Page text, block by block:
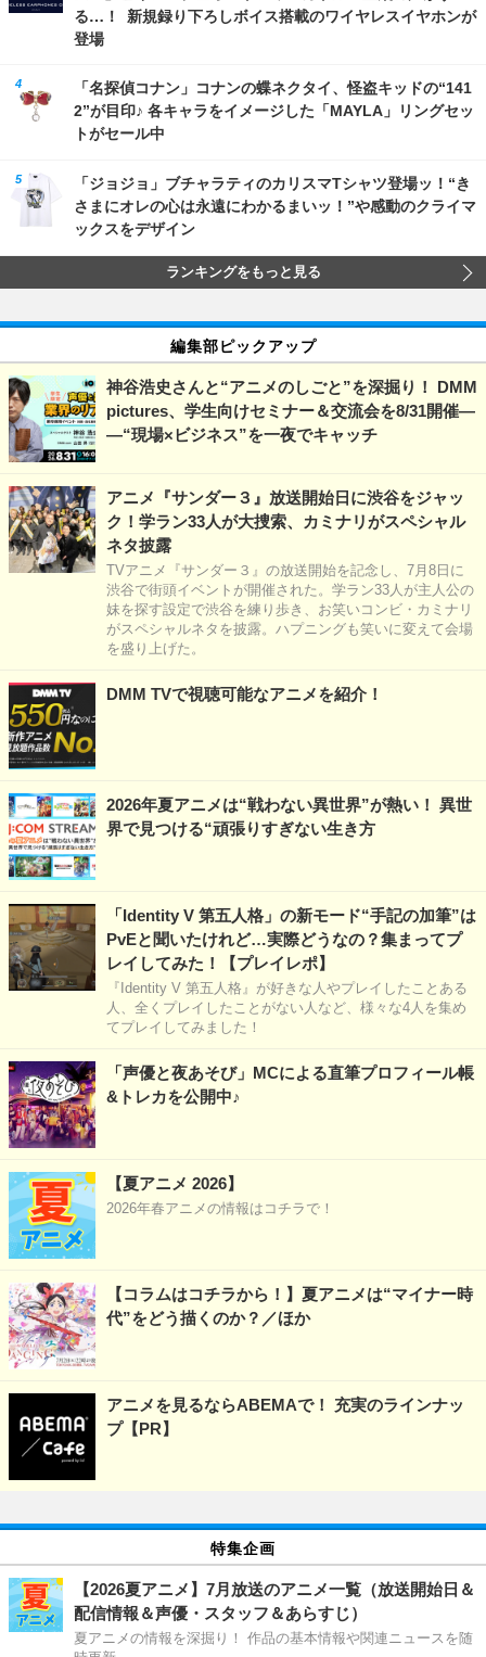
る…！ 新規録り下ろしボイス搭載のワイヤレスイヤホンが
登場
「名探偵コナン」コナンの蝶ネクタイ、怪盗キッドの“141
2”が目印♪ 各キャラをイメージした「MAYLA」リングセッ
トがセール中
「ジョジョ」ブチャラティのカリスマTシャツ登場ッ！“き
さまにオレの心は永遠にわかるまいッ！”や感動のクライマ
ックスをデザイン
ランキングをもっと見る
編集部ピックアップ
神谷浩史さんと“アニメのしごと”を深掘り！ DMM
pictures、学生向けセミナー＆交流会を8/31開催―
―“現場×ビジネス”を一夜でキャッチ
アニメ『サンダー３』放送開始日に渋谷をジャッ
ク！学ラン33人が大捜索、カミナリがスペシャル
ネタ披露
TVアニメ『サンダー３』の放送開始を記念し、7月8日に
渋谷で街頭イベントが開催された。学ラン33人が主人公の
妹を探す設定で渋谷を練り歩き、お笑いコンビ・カミナリ
がスペシャルネタを披露。ハプニングも笑いに変えて会場
を盛り上げた。
DMM TVで視聴可能なアニメを紹介！
2026年夏アニメは“戦わない異世界”が熱い！ 異世
界で見つける“頑張りすぎない生き方
「Identity V 第五人格」の新モード“手記の加筆”は
PvEと聞いたけれど…実際どうなの？集まってプ
レイしてみた！【プレイレポ】
『Identity V 第五人格』が好きな人やプレイしたことある
人、全くプレイしたことがない人など、様々な4人を集め
てプレイしてみました！
「声優と夜あそび」MCによる直筆プロフィール帳
&トレカを公開中♪
【夏アニメ 2026】
2026年春アニメの情報はコチラで！
【コラムはコチラから！】夏アニメは“マイナー時
代”をどう描くのか？／ほか
アニメを見るならABEMAで！ 充実のラインナッ
プ【PR】
特集企画
【2026夏アニメ】7月放送のアニメ一覧（放送開始日＆
配信情報＆声優・スタッフ＆あらすじ）
夏アニメの情報を深掘り！ 作品の基本情報や関連ニュースを随